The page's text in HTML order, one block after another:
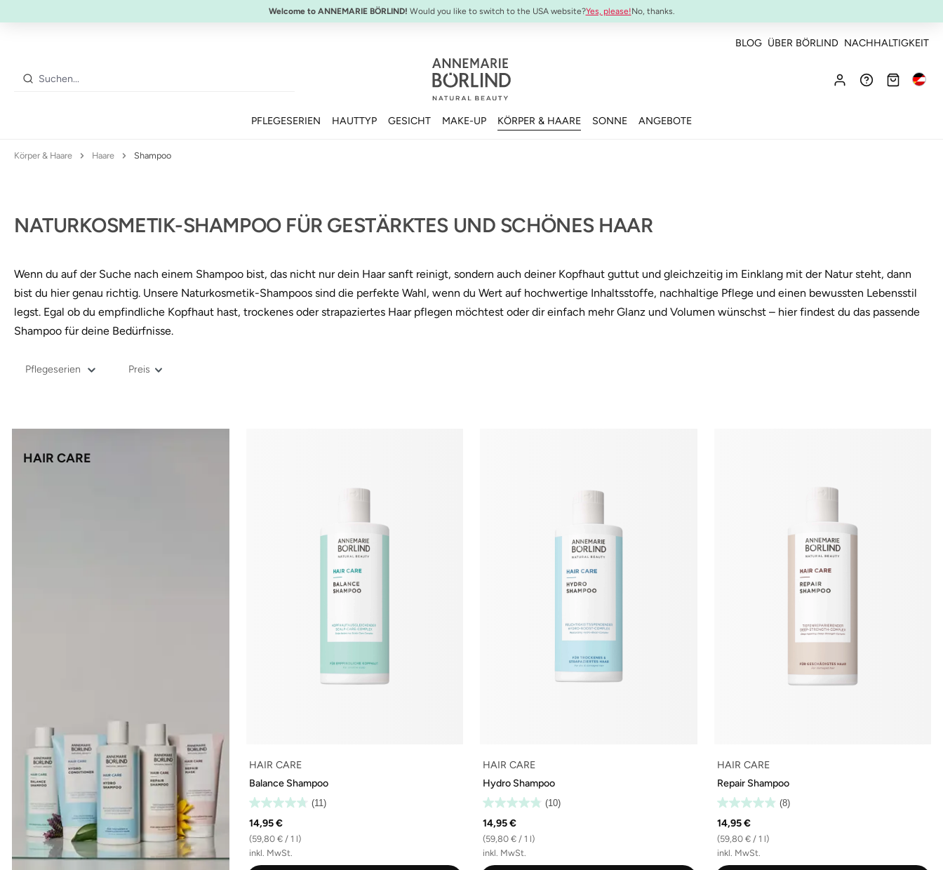
Welcome to ANNEMARIE BÖRLIND! Would you like to switch to the USA website?Yes, please!No, thanks.
BLOG ÜBER BÖRLIND NACHHALTIGKEIT
PFLEGESERIEN HAUTTYP GESICHT MAKE-UP KÖRPER & HAARE SONNE ANGEBOTE
Körper & Haare Haare Shampoo
NATURKOSMETIK-SHAMPOO FÜR GESTÄRKTES UND SCHÖNES HAAR
Wenn du auf der Suche nach einem Shampoo bist, das nicht nur dein Haar sanft reinigt, sondern auch deiner Kopfhaut guttut und gleichzeitig im Einklang mit der Natur steht, dann
bist du hier genau richtig. Unsere Naturkosmetik-Shampoos sind die perfekte Wahl, wenn du Wert auf hochwertige Inhaltsstoffe, nachhaltige Pflege und einen bewussten Lebensstil
legst. Egal ob du empfindliche Kopfhaut hast, trockenes oder strapaziertes Haar pflegen möchtest oder dir einfach mehr Glanz und Volumen wünschst – hier findest du das passende
Shampoo für deine Bedürfnisse.
Pflegeserien Preis
HAIR CARE
HAIR CARE
Balance Shampoo
(11)
14,95 €
(59,80 € / 1 l)
inkl. MwSt.
HAIR CARE
Hydro Shampoo
(10)
14,95 €
(59,80 € / 1 l)
inkl. MwSt.
HAIR CARE
Repair Shampoo
(8)
14,95 €
(59,80 € / 1 l)
inkl. MwSt.